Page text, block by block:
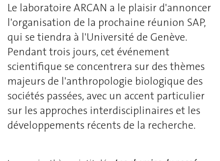
Le laboratoire ARCAN a le plaisir d'annoncer
l'organisation de la prochaine réunion SAP,
qui se tiendra à l'Université de Genève.
Pendant trois jours, cet événement
scientifique se concentrera sur des thèmes
majeurs de l'anthropologie biologique des
sociétés passées, avec un accent particulier
sur les approches interdisciplinaires et les
développements récents de la recherche.